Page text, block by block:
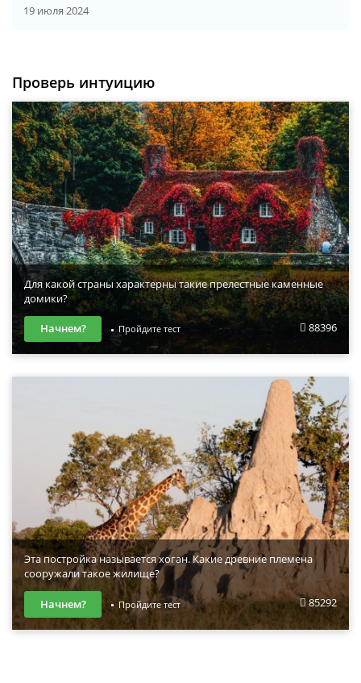
19 июля 2024
Проверь интуицию
Для какой страны характерны такие прелестные каменные
домики?
88396
Начнем? Пройдите тест
Эта постройка называется хоган. Какие древние племена
сооружали такое жилище?
85292
Начнем? Пройдите тест